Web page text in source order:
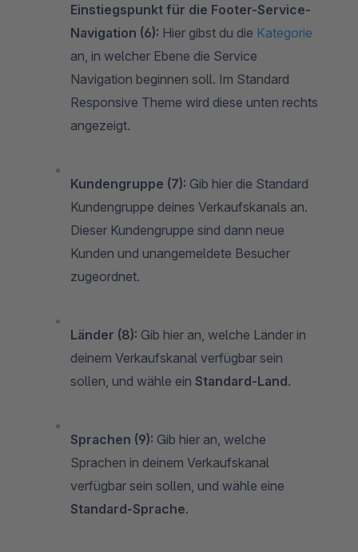
Einstiegspunkt für die Footer-Service-
Navigation (6): Hier gibst du die Kategorie
an, in welcher Ebene die Service
Navigation beginnen soll. Im Standard
Responsive Theme wird diese unten rechts
angezeigt.
Kundengruppe (7): Gib hier die Standard
Kundengruppe deines Verkaufskanals an.
Dieser Kundengruppe sind dann neue
Kunden und unangemeldete Besucher
zugeordnet.
Länder (8): Gib hier an, welche Länder in
deinem Verkaufskanal verfügbar sein
sollen, und wähle ein Standard-Land.
Sprachen (9): Gib hier an, welche
Sprachen in deinem Verkaufskanal
verfügbar sein sollen, und wähle eine
Standard-Sprache.